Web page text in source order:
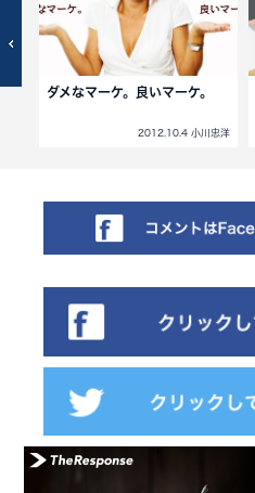
ダメなマーケ。良いマーケ。
2012.10.4 小川忠洋